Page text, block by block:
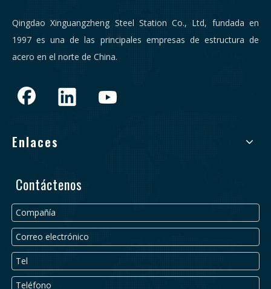
Qingdao Xinguangzheng Steel Station Co., Ltd, fundada en
1997 es una de las principales empresas de estructura de
acero en el norte de China.
Enlaces
Contáctenos